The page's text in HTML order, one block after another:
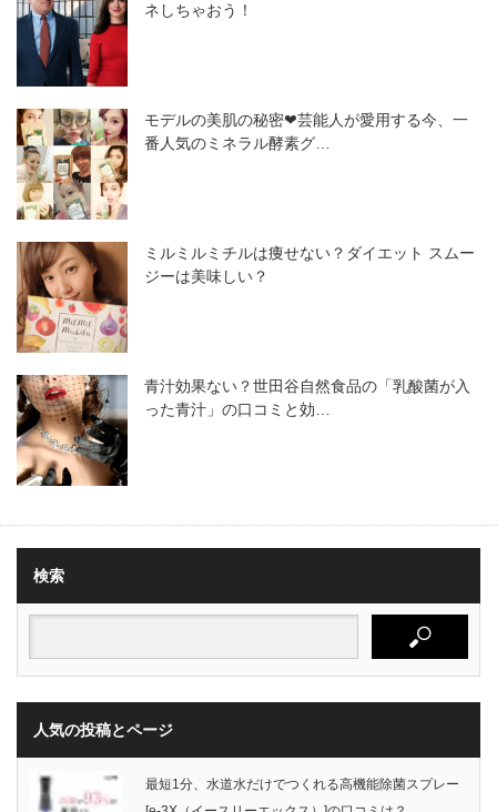
ネしちゃおう！
モデルの美肌の秘密❤芸能人が愛用する今、一
番人気のミネラル酵素グ…
ミルミルミチルは痩せない？ダイエット スムー
ジーは美味しい？
青汁効果ない？世田谷自然食品の「乳酸菌が入
った青汁」の口コミと効…
検索
人気の投稿とページ
最短1分、水道水だけでつくれる高機能除菌スプレー